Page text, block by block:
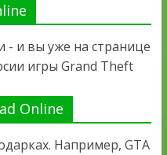
- и вы уже на странице
игры Grand Theft
Online
Например, GTA